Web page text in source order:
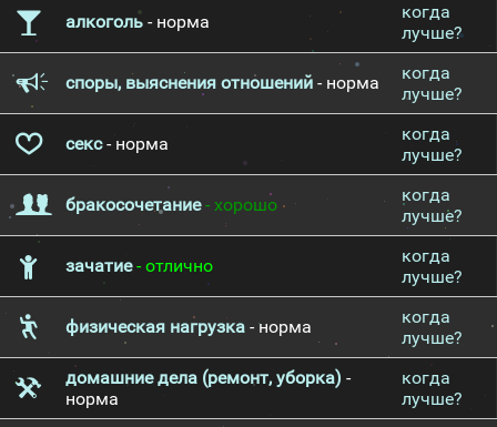
алкоголь - норма
когда
лучше?
споры, выяснения отношений - норма
когда
лучше?
секс- норма
когда
лучше?
бракосочетание- хорошо
когда
лучше?
зачатие- отлично
когда
лучше?
физическая нагрузка - норма
когда
лучше?
домашние дела (ремонт, уборка) -
норма
когда
лучше?